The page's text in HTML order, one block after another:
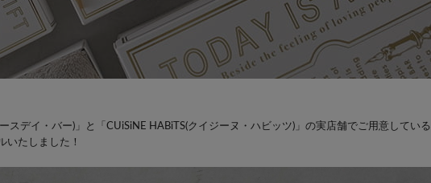
スデイ・バー)」と「CUiSiNE HABiTS(クイジーヌ・ハビッツ)」の実店舗でご用意している
いたしました！